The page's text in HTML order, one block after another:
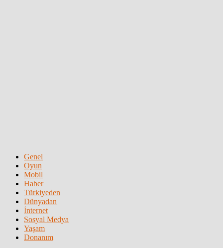
Genel
Oyun
Mobil
Haber
Türkiyeden
Dünyadan
İnternet
Sosyal Medya
Yaşam
Donanım